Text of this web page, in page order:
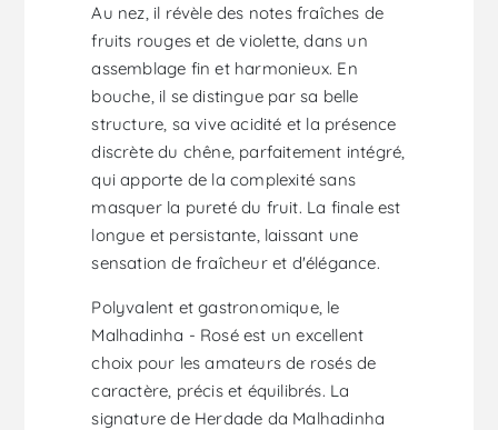
Au nez, il révèle des notes fraîches de
fruits rouges et de violette, dans un
assemblage fin et harmonieux. En
bouche, il se distingue par sa belle
structure, sa vive acidité et la présence
discrète du chêne, parfaitement intégré,
qui apporte de la complexité sans
masquer la pureté du fruit. La finale est
longue et persistante, laissant une
sensation de fraîcheur et d'élégance.
Polyvalent et gastronomique, le
Malhadinha - Rosé est un excellent
choix pour les amateurs de rosés de
caractère, précis et équilibrés. La
signature de Herdade da Malhadinha